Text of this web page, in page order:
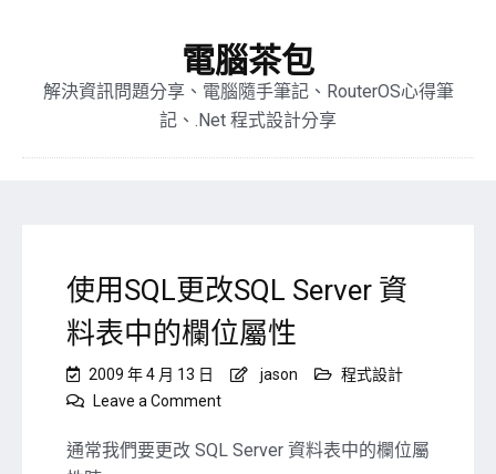
電腦茶包
解決資訊問題分享、電腦隨手筆記、RouterOS心得筆
記、.Net 程式設計分享
使用SQL更改SQL Server 資
料表中的欄位屬性
2009 年 4 月 13 日 jason
程式設計
Leave a Commenton
用
通常我們要更改 SQL Server 資料表中的欄位屬